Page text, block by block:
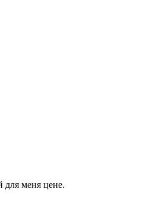
для меня цене.